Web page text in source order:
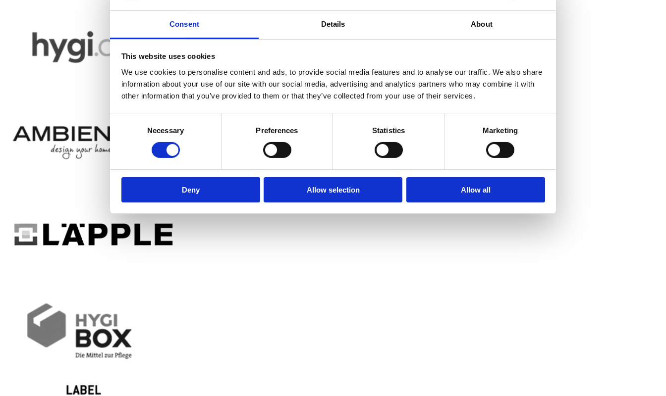
Consent Details About
This website uses cookies
We use cookies to personalise content and ads, to provide social media features and to analyse our traffic. We also share
information about your use of our site with our social media, advertising and analytics partners who may combine it with
other information that you’ve provided to them or that they’ve collected from your use of their services.
Necessary Preferences Statistics Marketing
Deny Allow selection Allow all